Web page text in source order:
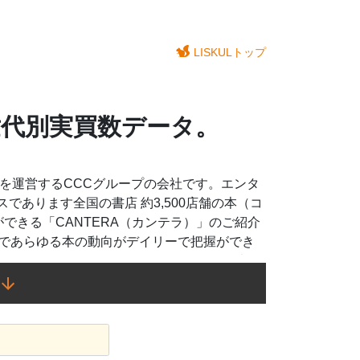
LISKULトップ
別実買数データ。
運営するCCCグループの会社です。エンタ
であります全国の書店 約3,500店舗の本（コ
きる「CANTERA（カンテラ）」のご紹介
あらゆる本の動向がデイリーで把握ができ
10代、20代..年代や性別、ジャンル別、都道
物）のデータは、深い意味・価値、人の心